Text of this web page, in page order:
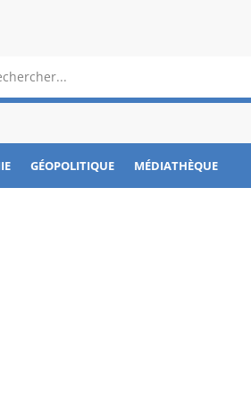
GÉOPOLITIQUE MÉDIATHÈQUE